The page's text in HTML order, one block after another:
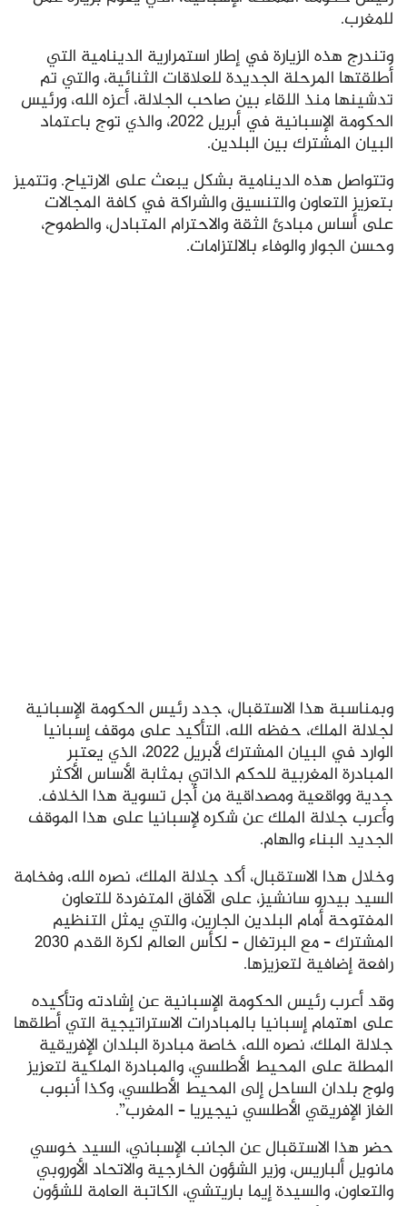
للمغرب.
وتندرج هذه الزيارة في إطار استمرارية الدينامية التي
أطلقتها المرحلة الجديدة للعلاقات الثنائية، والتي تم
تدشينها منذ اللقاء بين صاحب الجلالة، أعزه الله، ورئيس
الحكومة الإسبانية في أبريل 2022، والذي توج باعتماد
البيان المشترك بين البلدين.
وتتواصل هذه الدينامية بشكل يبعث على الارتياح. وتتميز
بتعزيز التعاون والتنسيق والشراكة في كافة المجالات
على أساس مبادئ الثقة والاحترام المتبادل، والطموح،
وحسن الجوار والوفاء بالالتزامات.
وبمناسبة هذا الاستقبال، جدد رئيس الحكومة الإسبانية
لجلالة الملك، حفظه الله، التأكيد على موقف إسبانيا
الوارد في البيان المشترك لأبريل 2022، الذي يعتبر
المبادرة المغربية للحكم الذاتي بمثابة الأساس الأكثر
جدية وواقعية ومصداقية من أجل تسوية هذا الخلاف.
وأعرب جلالة الملك عن شكره لإسبانيا على هذا الموقف
الجديد البناء والهام.
وخلال هذا الاستقبال، أكد جلالة الملك، نصره الله، وفخامة
السيد بيدرو سانشيز، على الآفاق المتفردة للتعاون
المفتوحة أمام البلدين الجارين، والتي يمثل التنظيم
المشترك – مع البرتغال – لكأس العالم لكرة القدم 2030
رافعة إضافية لتعزيزها.
وقد أعرب رئيس الحكومة الإسبانية عن إشادته وتأكيده
على اهتمام إسبانيا بالمبادرات الاستراتيجية التي أطلقها
جلالة الملك، نصره الله، خاصة مبادرة البلدان الإفريقية
المطلة على المحيط الأطلسي، والمبادرة الملكية لتعزيز
ولوج بلدان الساحل إلى المحيط الأطلسي، وكذا أنبوب
الغاز الإفريقي الأطلسي نيجيريا – المغرب”.
حضر هذا الاستقبال عن الجانب الإسباني، السيد خوسي
مانويل ألباريس، وزير الشؤون الخارجية والاتحاد الأوروبي
والتعاون، والسيدة إيما باريتشي، الكاتبة العامة للشؤون